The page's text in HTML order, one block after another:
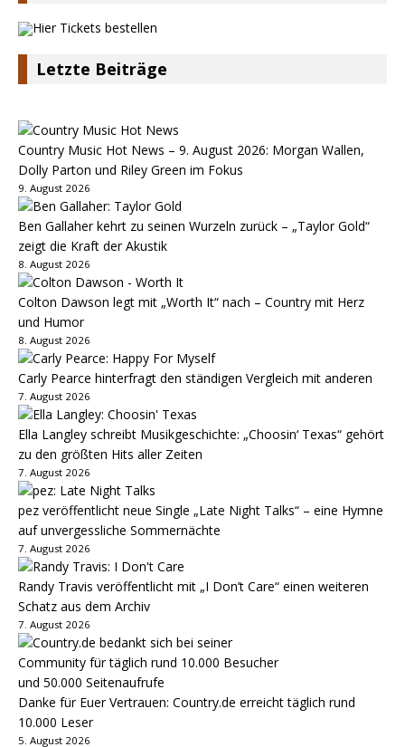
Letzte Beiträge
Country Music Hot News – 9. August 2026: Morgan Wallen,
Dolly Parton und Riley Green im Fokus
9. August 2026
Ben Gallaher kehrt zu seinen Wurzeln zurück – „Taylor Gold“
zeigt die Kraft der Akustik
8. August 2026
Colton Dawson legt mit „Worth It“ nach – Country mit Herz
und Humor
8. August 2026
Carly Pearce hinterfragt den ständigen Vergleich mit anderen
7. August 2026
Ella Langley schreibt Musikgeschichte: „Choosin‘ Texas“ gehört
zu den größten Hits aller Zeiten
7. August 2026
pez veröffentlicht neue Single „Late Night Talks“ – eine Hymne
auf unvergessliche Sommernächte
7. August 2026
Randy Travis veröffentlicht mit „I Don’t Care“ einen weiteren
Schatz aus dem Archiv
7. August 2026
Danke für Euer Vertrauen: Country.de erreicht täglich rund
10.000 Leser
5. August 2026